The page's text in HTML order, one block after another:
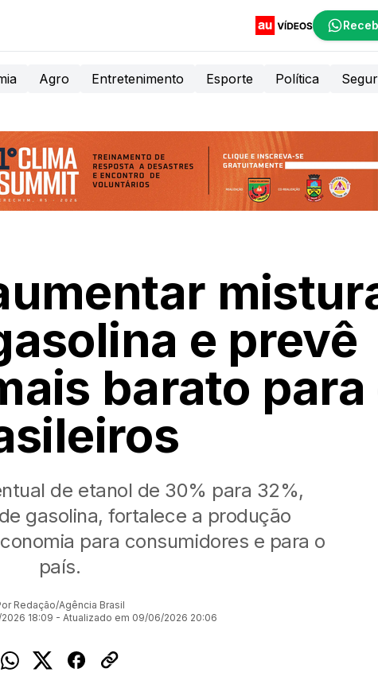
Agro Entretenimento Esporte Política
e prevê
barato para
de etanol de 30% para 32%,
gasolina, fortalece a produção
para consumidores e para o
país.
Redação/Agência Brasil
18:09 - Atualizado em 09/06/2026 20:06